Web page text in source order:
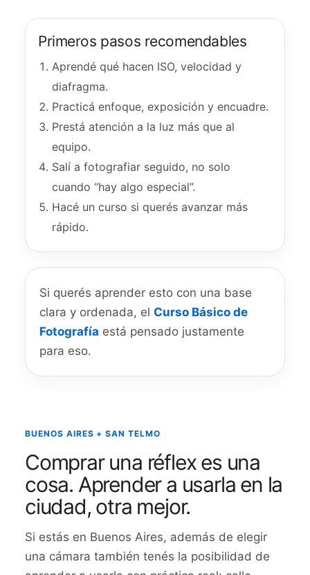
Primeros pasos recomendables
Aprendé qué hacen ISO, velocidad y
diafragma.
Practicá enfoque, exposición y encuadre.
Prestá atención a la luz más que al
equipo.
Salí a fotografiar seguido, no solo
cuando “hay algo especial”.
Hacé un curso si querés avanzar más
rápido.
Si querés aprender esto con una base
clara y ordenada, el Curso Básico de
Fotografía está pensado justamente
para eso.
BUENOS AIRES + SAN TELMO
Comprar una réflex es una
cosa. Aprender a usarla en la
ciudad, otra mejor.
Si estás en Buenos Aires, además de elegir
una cámara también tenés la posibilidad de